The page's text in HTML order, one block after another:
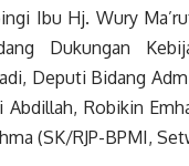
Ibu Hj. Wury
Dukungan
Deputi Bidang
Abdillah, Robikin
(SK/RJP-BPMI,